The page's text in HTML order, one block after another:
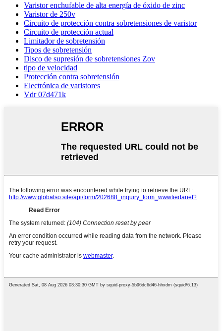
Varistor enchufable de alta energía de óxido de zinc
Varistor de 250v
Circuito de protección contra sobretensiones de varistor
Circuito de protección actual
Limitador de sobretensión
Tipos de sobretensión
Disco de supresión de sobretensiones Zov
tipo de velocidad
Protección contra sobretensión
Electrónica de varistores
Vdr 07d471k